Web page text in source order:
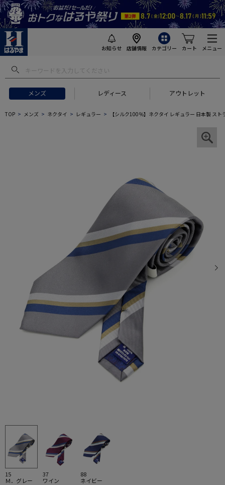
お知らせ 店舗情報 カテゴリー カート メニュー
メンズ レディース アウトレット
TOP メンズ ネクタイ レギュラー 【シルク100％】ネクタイ レギュラー 日本製 ス
15
Ｍ．グレー
37
ワイン
88
ネイビー